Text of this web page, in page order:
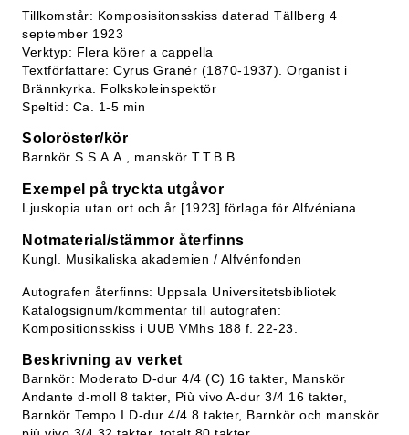
Tillkomstår: Komposisitonsskiss daterad Tällberg 4
september 1923
Verktyp: Flera körer a cappella
Textförfattare: Cyrus Granér (1870-1937). Organist i
Brännkyrka. Folkskoleinspektör
Speltid: Ca. 1-5 min
Soloröster/kör
Barnkör S.S.A.A., manskör T.T.B.B.
Exempel på tryckta utgåvor
Ljuskopia utan ort och år [1923] förlaga för Alfvéniana
Notmaterial/stämmor återfinns
Kungl. Musikaliska akademien / Alfvénfonden
Autografen återfinns: Uppsala Universitetsbibliotek
Katalogsignum/kommentar till autografen:
Kompositionsskiss i UUB VMhs 188 f. 22-23.
Beskrivning av verket
Barnkör: Moderato D-dur 4/4 (C) 16 takter, Manskör
Andante d-moll 8 takter, Più vivo A-dur 3/4 16 takter,
Barnkör Tempo I D-dur 4/4 8 takter, Barnkör och manskör